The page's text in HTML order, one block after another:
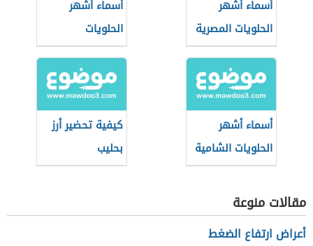
أسماء أشهر
الحلويات المصرية
أسماء أشهر
الحلويات
الفلسطينية
أسماء أشهر
الحلويات الشامية
كيفية تحضير أرز
بحليب
مقالات منوعة
أعراض ارتفاع الضغط